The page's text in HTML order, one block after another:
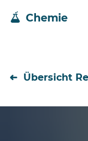
Chemie
Übersicht